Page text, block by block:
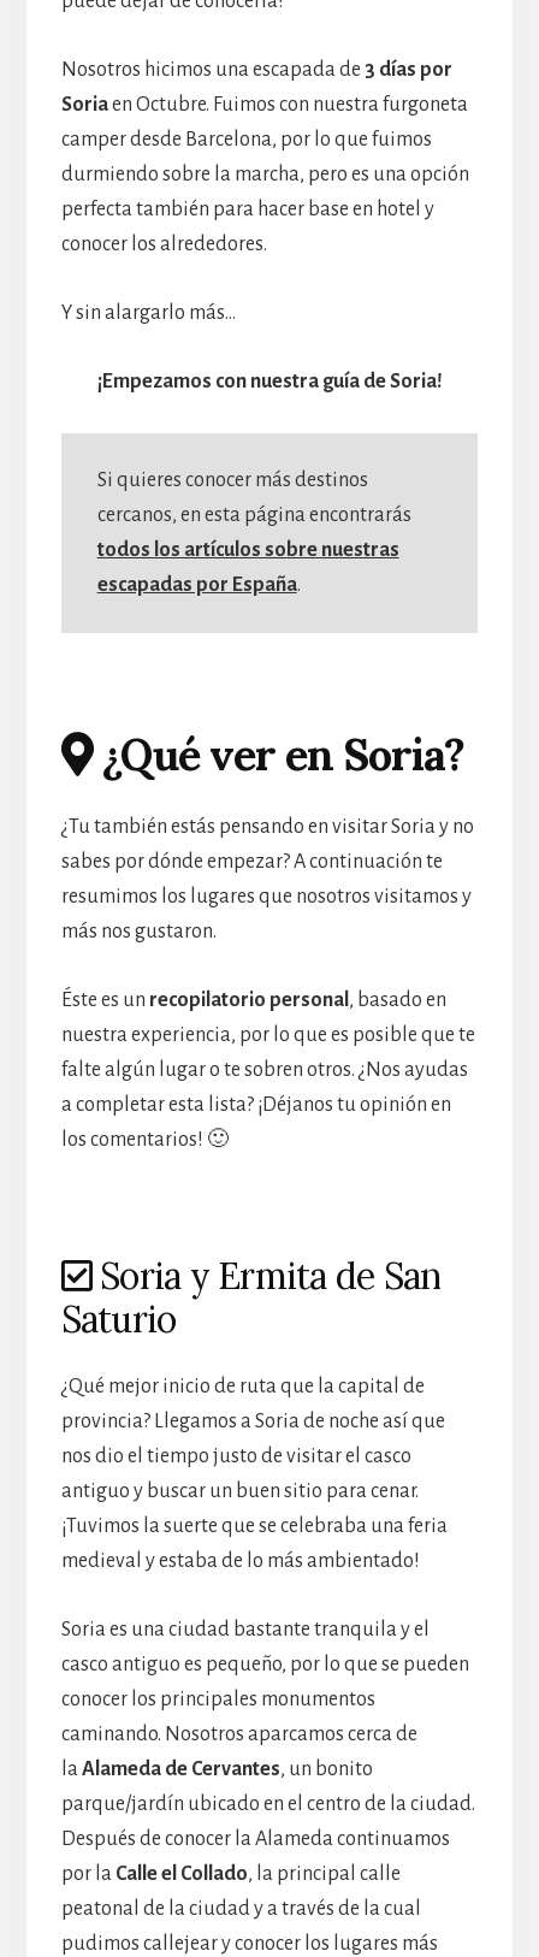
Nosotros hicimos una escapada de 3 días por
Soriaen Octubre. Fuimos con nuestra furgoneta
camper desde Barcelona, por lo que fuimos
durmiendo sobre la marcha, pero es una opción
perfecta también para hacer base en hotel y
conocer los alrededores.
Y sin alargarlo más…
¡Empezamos con nuestra guía de Soria!
Si quieres conocer más destinos
cercanos, en esta página encontrarás
todos los artículos sobre nuestras
escapadas por España.
¿Qué ver en Soria?
¿Tu también estás pensando en visitar Soria y no
sabes por dónde empezar? A continuación te
resumimos los lugares que nosotros visitamos y
más nos gustaron.
Éste es un recopilatorio personal , basado en
nuestra experiencia, por lo que es posible que te
falte algún lugar o te sobren otros. ¿Nos ayudas
a completar esta lista? ¡Déjanos tu opinión en
los comentarios! 🙂
Soria y Ermita de San
Saturio
¿Qué mejor inicio de ruta que la capital de
provincia? Llegamos a Soria de noche así que
nos dio el tiempo justo de visitar el casco
antiguo y buscar un buen sitio para cenar.
¡Tuvimos la suerte que se celebraba una feria
medieval y estaba de lo más ambientado!
Soria es una ciudad bastante tranquila y el
casco antiguo es pequeño, por lo que se pueden
conocer los principales monumentos
caminando. Nosotros aparcamos cerca de
laAlameda de Cervantes, un bonito
parque/jardín ubicado en el centro de la ciudad.
Después de conocer la Alameda continuamos
por la Calle el Collado, la principal calle
peatonal de la ciudad y a través de la cual
pudimos callejear y conocer los lugares más